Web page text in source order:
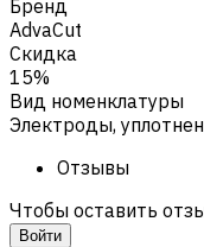
Бренд
AdvaCut
Скидка
15%
Вид номенклатуры
Электроды,
Отзывы
Чтобы оставить
Войти